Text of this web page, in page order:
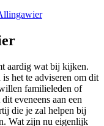
aardig wat bij kijken.
het te adviseren om dit
familieleden of
eveneens aan een
die je zal helpen bij
Wat zijn nu eigenlijk